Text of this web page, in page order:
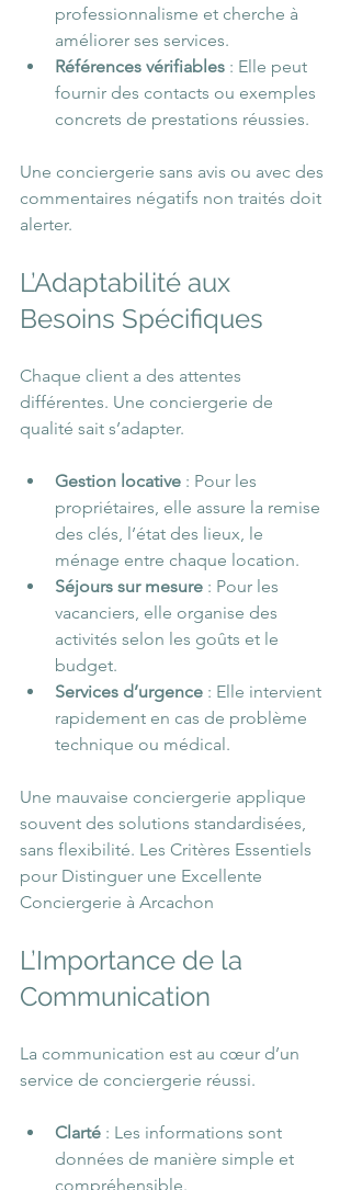
professionnalisme et cherche à
améliorer ses services.
Références vérifiables : Elle peut
fournir des contacts ou exemples
concrets de prestations réussies.
Une conciergerie sans avis ou avec des
commentaires négatifs non traités doit
alerter.
L’Adaptabilité aux
Besoins Spécifiques
Chaque client a des attentes
différentes. Une conciergerie de
qualité sait s’adapter.
Gestion locative : Pour les
propriétaires, elle assure la remise
des clés, l’état des lieux, le
ménage entre chaque location.
Séjours sur mesure : Pour les
vacanciers, elle organise des
activités selon les goûts et le
budget.
Services d’urgence : Elle intervient
rapidement en cas de problème
technique ou médical.
Une mauvaise conciergerie applique
souvent des solutions standardisées,
sans flexibilité. Les Critères Essentiels
pour Distinguer une Excellente
Conciergerie à Arcachon
L’Importance de la
Communication
La communication est au cœur d’un
service de conciergerie réussi.
Clarté : Les informations sont
données de manière simple et
compréhensible.